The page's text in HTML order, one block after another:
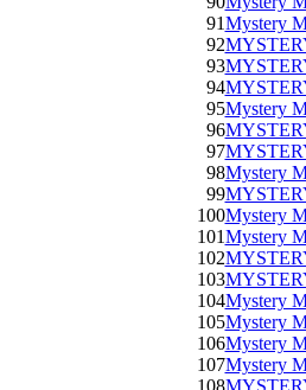
91Mystery
92
93
94
95Mystery
96
97
98Mystery
99
100Mystery
101Mystery
102
103
104Mystery
105Mystery
106Mystery
107Mystery